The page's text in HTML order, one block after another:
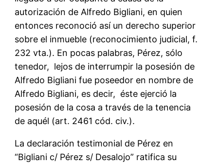
autorización de Alfredo Bigliani, en quien
entonces reconoció así un derecho superior
sobre el inmueble (reconocimiento judicial, f.
232 vta.). En pocas palabras, Pérez, sólo
tenedor, lejos de interrumpir la posesión de
Alfredo Bigliani fue poseedor en nombre de
Alfredo Bigliani, es decir, éste ejerció la
posesión de la cosa a través de la tenencia
de aquél (art. 2461 cód. civ.).
La declaración testimonial de Pérez en
“Bigliani c/ Pérez s/ Desalojo” ratifica su